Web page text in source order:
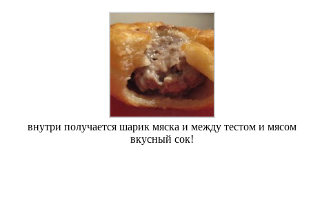
внутри получается шарик мяска и между тестом и мясом
вкусный сок!